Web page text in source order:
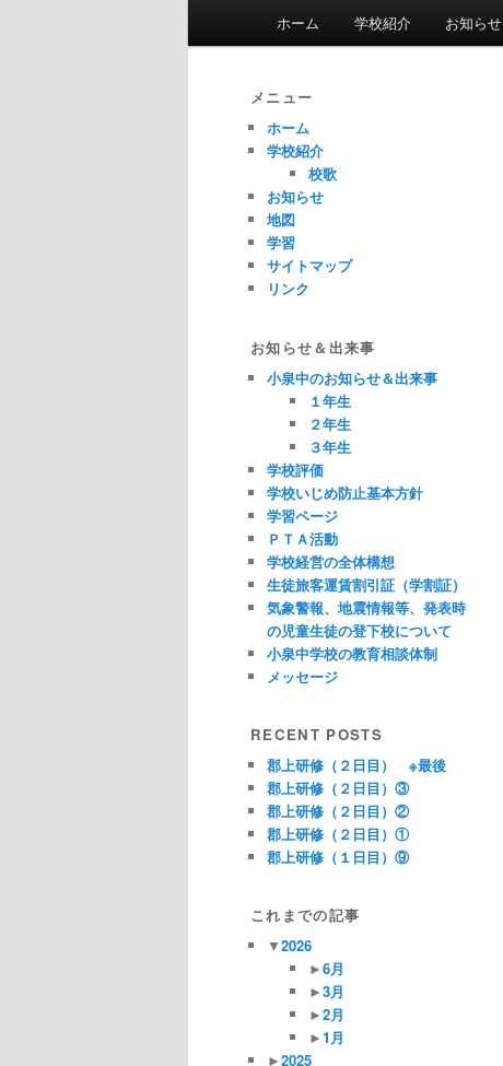
ホーム 学校紹介 お知らせ
メニュー
ホーム
学校紹介
校歌
お知らせ
地図
学習
サイトマップ
リンク
お知らせ＆出来事
小泉中のお知らせ＆出来事
１年生
２年生
３年生
学校評価
学校いじめ防止基本方針
学習ページ
ＰＴＡ活動
学校経営の全体構想
生徒旅客運賃割引証（学割証）
気象警報、地震情報等、発表時
の児童生徒の登下校について
小泉中学校の教育相談体制
メッセージ
RECENT POSTS
郡上研修（２日目） ※最後
郡上研修（２日目）③
郡上研修（２日目）②
郡上研修（２日目）①
郡上研修（１日目）⑨
これまでの記事
▼2026
►6月
►3月
►2月
►1月
►2025